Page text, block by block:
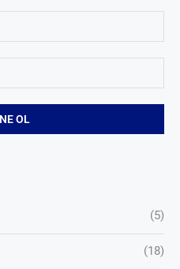
(5)
(18)